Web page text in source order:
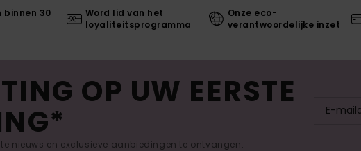
binnen 30
Word lid van het
loyaliteitsprogramma
Onze eco-
verantwoordelijke inzet
OP UW EERSTE
nieuws en exclusieve aanbiedingen te ontvangen.